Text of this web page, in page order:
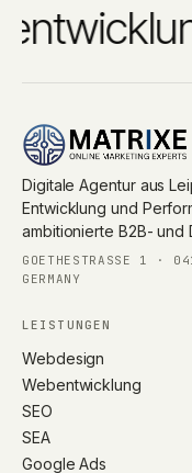
·
Digitale Agentur aus
Entwicklung und
ambitionierte B2B- und
GOETHESTRASSE 1 ·
ERMANY
LEISTUNGEN
Webdesign
Webentwicklung
SEO
SEA
Google Ads